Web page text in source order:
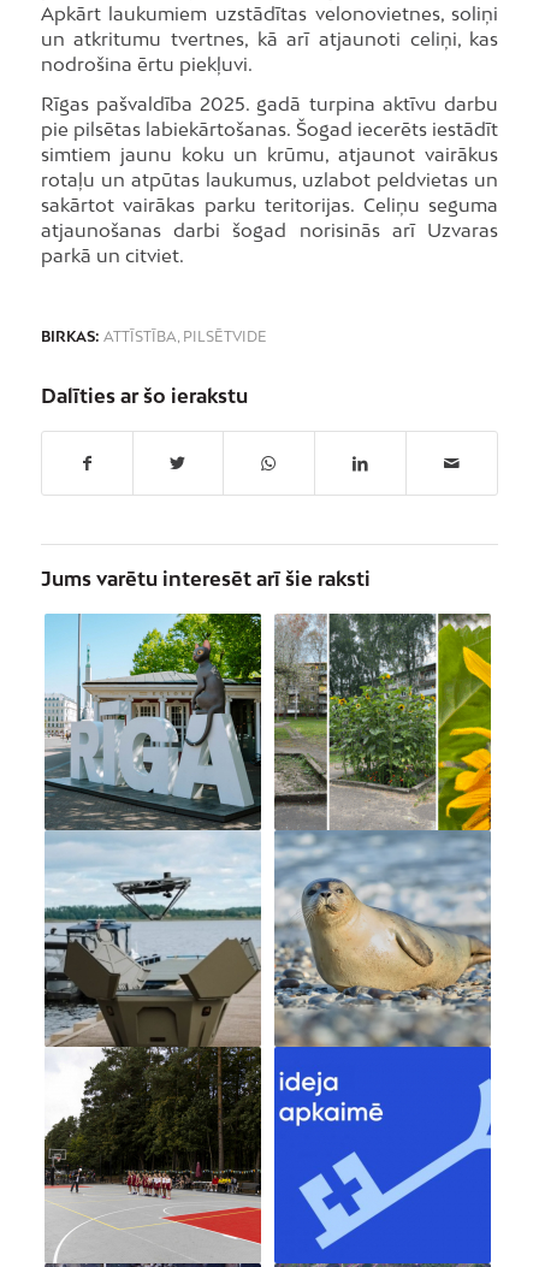
Apkārt laukumiem uzstādītas velonovietnes, soliņi
un atkritumu tvertnes, kā arī atjaunoti celiņi, kas
nodrošina ērtu piekļuvi.
Rīgas pašvaldība 2025. gadā turpina aktīvu darbu
pie pilsētas labiekārtošanas. Šogad iecerēts iestādīt
simtiem jaunu koku un krūmu, atjaunot vairākus
rotaļu un atpūtas laukumus, uzlabot peldvietas un
sakārtot vairākas parku teritorijas. Celiņu seguma
atjaunošanas darbi šogad norisinās arī Uzvaras
parkā un citviet.
BIRKAS: ATTĪSTĪBA, PILSĒTVIDE
Dalīties ar šo ierakstu
Jums varētu interesēt arī šie raksti